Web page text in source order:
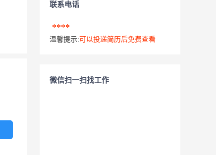
联系电话
****
温馨提示: 可以投递简历后免费查看
微信扫一扫找工作